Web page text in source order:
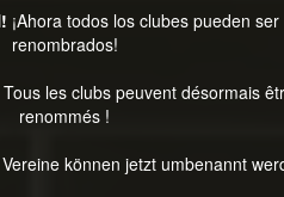
¡Ahora todos los clubes pueden ser
renombrados!
Tous les clubs peuvent désormais
renommés !
können jetzt umbenannt